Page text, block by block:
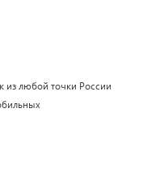
из любой точки России